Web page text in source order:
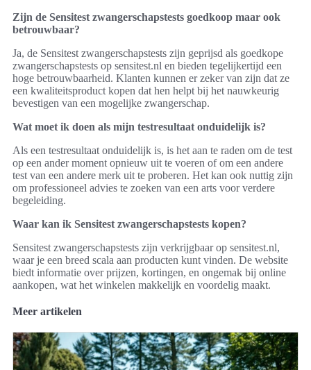
Zijn de Sensitest zwangerschapstests goedkoop maar ook
betrouwbaar?
Ja, de Sensitest zwangerschapstests zijn geprijsd als goedkope
zwangerschapstests op sensitest.nl en bieden tegelijkertijd een
hoge betrouwbaarheid. Klanten kunnen er zeker van zijn dat ze
een kwaliteitsproduct kopen dat hen helpt bij het nauwkeurig
bevestigen van een mogelijke zwangerschap.
Wat moet ik doen als mijn testresultaat onduidelijk is?
Als een testresultaat onduidelijk is, is het aan te raden om de test
op een ander moment opnieuw uit te voeren of om een andere
test van een andere merk uit te proberen. Het kan ook nuttig zijn
om professioneel advies te zoeken van een arts voor verdere
begeleiding.
Waar kan ik Sensitest zwangerschapstests kopen?
Sensitest zwangerschapstests zijn verkrijgbaar op sensitest.nl,
waar je een breed scala aan producten kunt vinden. De website
biedt informatie over prijzen, kortingen, en ongemak bij online
aankopen, wat het winkelen makkelijk en voordelig maakt.
Meer artikelen